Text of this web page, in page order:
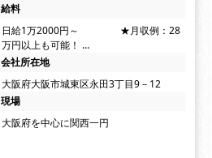
給料
日給1万2000円～ ★月収例：28
万円以上も可能！ …
会社所在地
大阪府大阪市城東区永田3丁目9－12
現場
大阪府を中心に関西一円